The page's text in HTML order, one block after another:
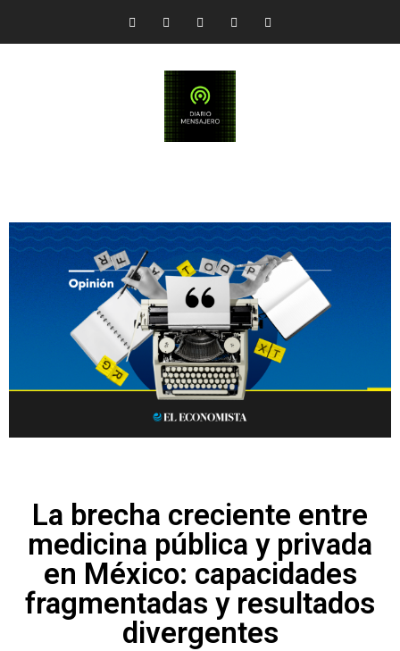
La brecha creciente entre
medicina pública y privada
en México: capacidades
fragmentadas y resultados
divergentes